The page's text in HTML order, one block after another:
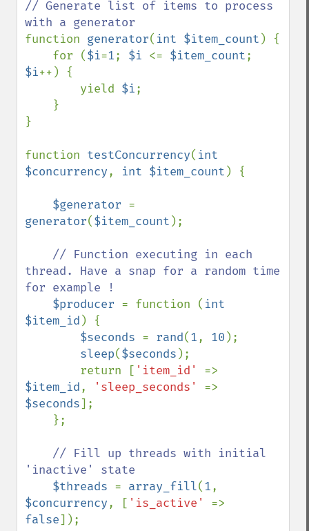
// Generate list of items to process
function generator( int $item_count ) {
    for (
$i=1; $i <= $item_count
$i++) {
        yield
$i;
}
function testConcurrency( int
$concurrency, int $item_count ) {
$generator
generator($item_count );
// Function executing in each
thread. Have a snap for a random time
for example !
$producer = function ( int
$item_id ) {
$seconds = rand(1, 10 );
sleep($seconds );
        return [
'item_id'
$item_id, 'sleep_seconds'
$seconds];
// Fill up threads with initial
'inactive' state
$threads = array_fill(1
$concurrency, [ 'is_active'
false]);